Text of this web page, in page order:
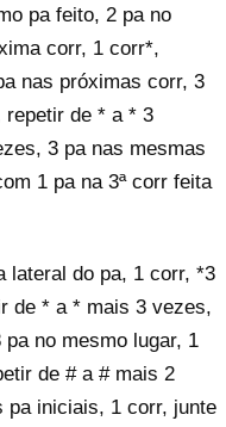
pa feito, 2 pa no
corr, 1 corr*,
nas próximas corr, 3
repetir de * a * 3
3 pa nas mesmas
1 pa na 3ª corr feita
lateral do pa, 1 corr, *3
de * a * mais 3 vezes,
no mesmo lugar, 1
de # a # mais 2
pa iniciais, 1 corr, junte